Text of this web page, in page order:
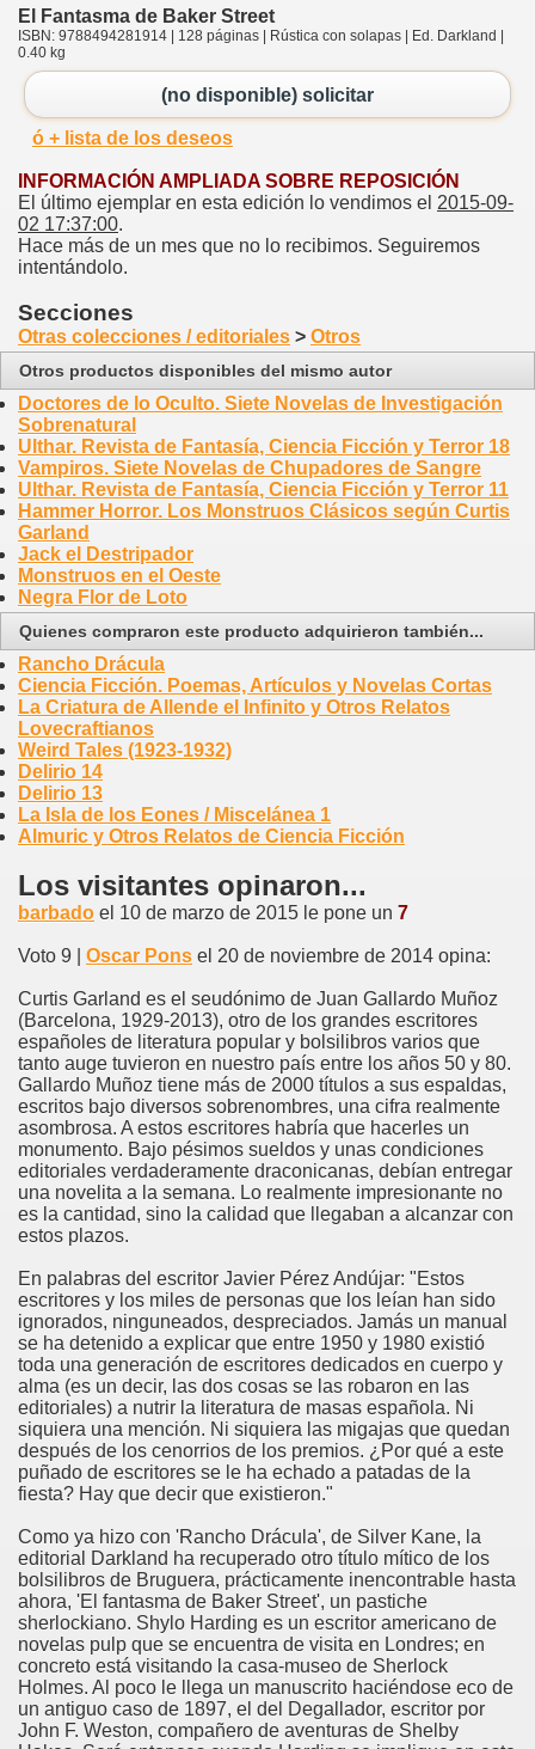
El Fantasma de Baker Street
ISBN: 9788494281914 | 128 páginas | Rústica con solapas | Ed. Darkland |
0.40 kg
(no disponible) solicitar
ó + lista de los deseos
INFORMACIÓN AMPLIADA SOBRE REPOSICIÓN
El último ejemplar en esta edición lo vendimos el 2015-09-
02 17:37:00.
Hace más de un mes que no lo recibimos. Seguiremos
intentándolo.
Secciones
Otras colecciones / editoriales > Otros
Otros productos disponibles del mismo autor
Doctores de lo Oculto. Siete Novelas de Investigación
Sobrenatural
Ulthar. Revista de Fantasía, Ciencia Ficción y Terror 18
Vampiros. Siete Novelas de Chupadores de Sangre
Ulthar. Revista de Fantasía, Ciencia Ficción y Terror 11
Hammer Horror. Los Monstruos Clásicos según Curtis
Garland
Jack el Destripador
Monstruos en el Oeste
Negra Flor de Loto
Quienes compraron este producto adquirieron también...
Rancho Drácula
Ciencia Ficción. Poemas, Artículos y Novelas Cortas
La Criatura de Allende el Infinito y Otros Relatos
Lovecraftianos
Weird Tales (1923-1932)
Delirio 14
Delirio 13
La Isla de los Eones / Miscelánea 1
Almuric y Otros Relatos de Ciencia Ficción
Los visitantes opinaron...
barbado el 10 de marzo de 2015 le pone un 7
Voto 9 | Oscar Pons el 20 de noviembre de 2014 opina:
Curtis Garland es el seudónimo de Juan Gallardo Muñoz
(Barcelona, 1929-2013), otro de los grandes escritores
españoles de literatura popular y bolsilibros varios que
tanto auge tuvieron en nuestro país entre los años 50 y 80.
Gallardo Muñoz tiene más de 2000 títulos a sus espaldas,
escritos bajo diversos sobrenombres, una cifra realmente
asombrosa. A estos escritores habría que hacerles un
monumento. Bajo pésimos sueldos y unas condiciones
editoriales verdaderamente draconicanas, debían entregar
una novelita a la semana. Lo realmente impresionante no
es la cantidad, sino la calidad que llegaban a alcanzar con
estos plazos.
En palabras del escritor Javier Pérez Andújar: "Estos
escritores y los miles de personas que los leían han sido
ignorados, ninguneados, despreciados. Jamás un manual
se ha detenido a explicar que entre 1950 y 1980 existió
toda una generación de escritores dedicados en cuerpo y
alma (es un decir, las dos cosas se las robaron en las
editoriales) a nutrir la literatura de masas española. Ni
siquiera una mención. Ni siquiera las migajas que quedan
después de los cenorrios de los premios. ¿Por qué a este
puñado de escritores se le ha echado a patadas de la
fiesta? Hay que decir que existieron."
Como ya hizo con 'Rancho Drácula', de Silver Kane, la
editorial Darkland ha recuperado otro título mítico de los
bolsilibros de Bruguera, prácticamente inencontrable hasta
ahora, 'El fantasma de Baker Street', un pastiche
sherlockiano. Shylo Harding es un escritor americano de
novelas pulp que se encuentra de visita en Londres; en
concreto está visitando la casa-museo de Sherlock
Holmes. Al poco le llega un manuscrito haciéndose eco de
un antiguo caso de 1897, el del Degallador, escritor por
John F. Weston, compañero de aventuras de Shelby